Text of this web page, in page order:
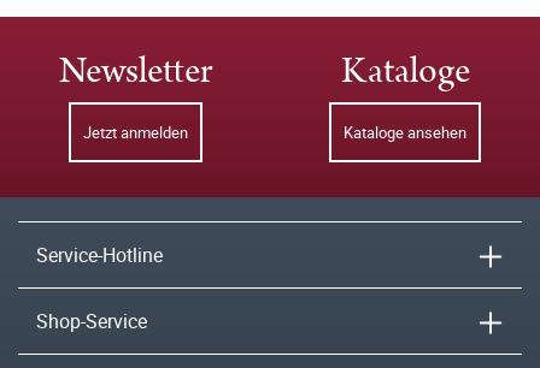
Newsletter
Jetzt anmelden
Kataloge
Kataloge ansehen
Service-Hotline
Shop-Service